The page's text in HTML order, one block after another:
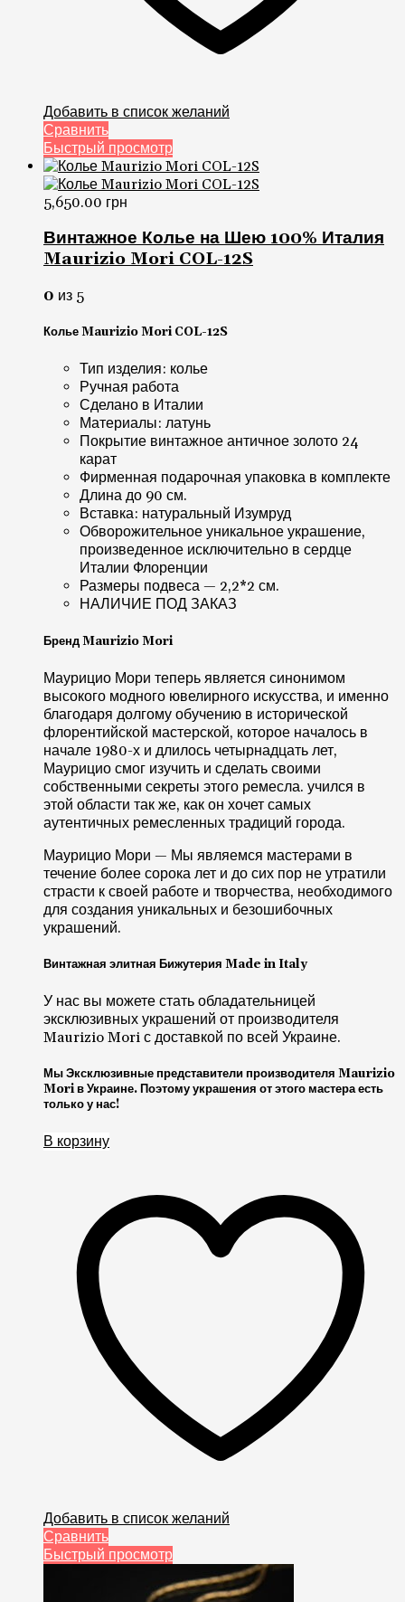
Добавить в список желаний
Сравнить
Быстрый просмотр
5,650.00 грн
Винтажное Колье на Шею 100% Италия
Maurizio Mori COL-12S
0 из 5
Колье Maurizio Mori COL-12S
Тип изделия: колье
Ручная работа
Сделано в Италии
Материалы: латунь
Покрытие винтажное античное золото 24
карат
Фирменная подарочная упаковка в комплекте
Длина до 90 см.
Вставка: натуральный Изумруд
Обворожительное уникальное украшение,
произведенное исключительно в сердце
Италии Флоренции
Размеры подвеса — 2,2*2 см.
НАЛИЧИЕ ПОД ЗАКАЗ
Бренд Maurizio Mori
Маурицио Мори теперь является синонимом
высокого модного ювелирного искусства, и именно
благодаря долгому обучению в исторической
флорентийской мастерской, которое началось в
начале 1980-х и длилось четырнадцать лет,
Маурицио смог изучить и сделать своими
собственными секреты этого ремесла. учился в
этой области так же, как он хочет самых
аутентичных ремесленных традиций города.
Маурицио Мори — Мы являемся мастерами в
течение более сорока лет и до сих пор не утратили
страсти к своей работе и творчества, необходимого
для создания уникальных и безошибочных
украшений.
Винтажная элитная Бижутерия Made in Italy
У нас вы можете стать обладательницей
эксклюзивных украшений от производителя
Maurizio Mori с доставкой по всей Украине.
Мы Эксклюзивные представители производителя Maurizio
Mori в Украине. Поэтому украшения от этого мастера есть
только у нас!
В корзину
Добавить в список желаний
Сравнить
Быстрый просмотр